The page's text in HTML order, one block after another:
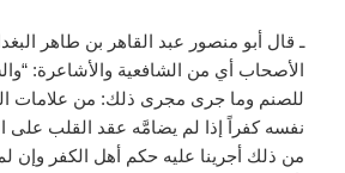
ـ قال أبو منصور عبد القاهر بن طاهر
الأصحاب أي من الشافعية والأشاعرة:
للصنم وما جرى مجرى ذلك: من علامات
نفسه كفراً إذا لم يضامَّه عقد القلب على
من ذلك أجرينا عليه حكم أهل الكفر وإن